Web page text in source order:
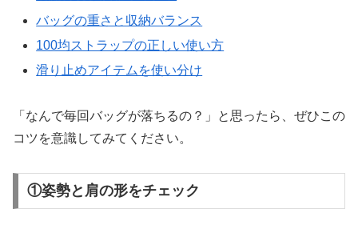
バッグの重さと収納バランス
100均ストラップの正しい使い方
滑り止めアイテムを使い分け
「なんで毎回バッグが落ちるの？」と思ったら、ぜひこの
コツを意識してみてください。
①姿勢と肩の形をチェック